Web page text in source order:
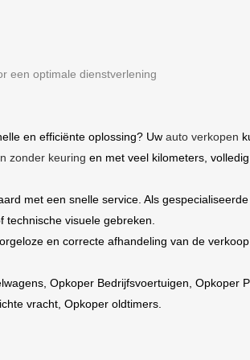
een optimale dienstverlening
en efficiënte oplossing? Uw auto verkopen
zonder keuring en met veel kilometers,
met een snelle service. Als gespecialiseerde
technische visuele gebreken.
en correcte afhandeling van de
, Opkoper Bedrijfsvoertuigen, Opkoper
vracht, Opkoper oldtimers.